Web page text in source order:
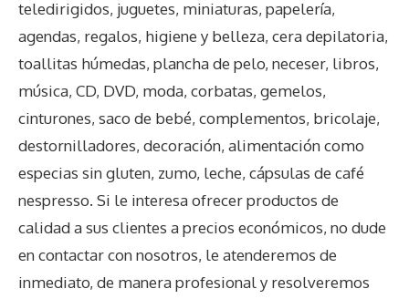
teledirigidos, juguetes, miniaturas, papelería,
agendas, regalos, higiene y belleza, cera depilatoria,
toallitas húmedas, plancha de pelo, neceser, libros,
música, CD, DVD, moda, corbatas, gemelos,
cinturones, saco de bebé, complementos, bricolaje,
destornilladores, decoración, alimentación como
especias sin gluten, zumo, leche, cápsulas de café
nespresso. Si le interesa ofrecer productos de
calidad a sus clientes a precios económicos, no dude
en contactar con nosotros, le atenderemos de
inmediato, de manera profesional y resolveremos